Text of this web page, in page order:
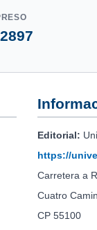
Editorial:
https://
Carretera a
Cuatro
CP 55100